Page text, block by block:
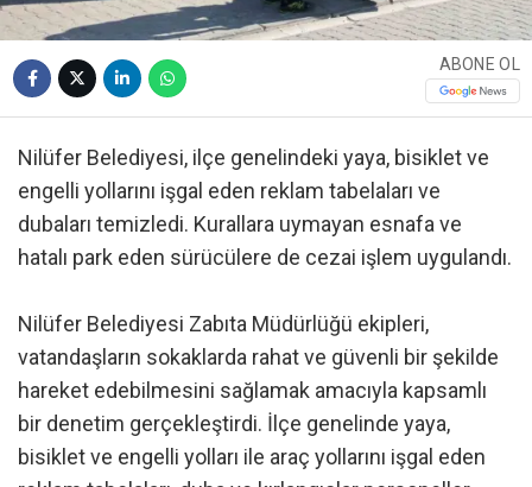
ABONE OL
Nilüfer Belediyesi, ilçe genelindeki yaya, bisiklet ve
engelli yollarını işgal eden reklam tabelaları ve
dubaları temizledi. Kurallara uymayan esnafa ve
hatalı park eden sürücülere de cezai işlem uygulandı.
Nilüfer Belediyesi Zabıta Müdürlüğü ekipleri,
vatandaşların sokaklarda rahat ve güvenli bir şekilde
hareket edebilmesini sağlamak amacıyla kapsamlı
bir denetim gerçekleştirdi. İlçe genelinde yaya,
bisiklet ve engelli yolları ile araç yollarını işgal eden